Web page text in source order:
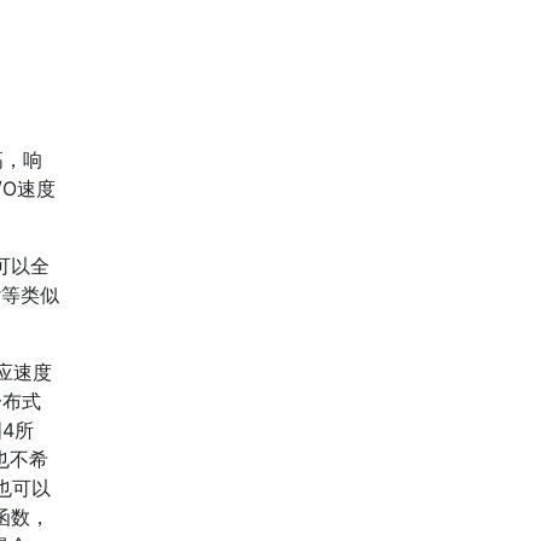
响
速度
以全
类似
速度
式
所
不希
可以
，